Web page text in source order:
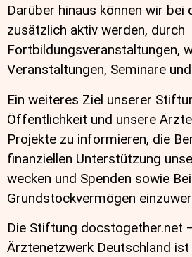
Darüber hinaus können wir bei
zusätzlich aktiv werden, durch
Fortbildungsveranstaltungen,
Veranstaltungen, Seminare
Ein weiteres Ziel unserer
Öffentlichkeit und unsere
Projekte zu informieren, die
finanziellen Unterstützung
wecken und Spenden sowie
Grundstockvermögen
Die Stiftung docstogether.net
Ärztenetzwerk Deutschland ist